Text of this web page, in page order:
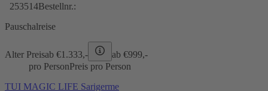
253514Bestellnr.:
Pauschalreise
Alter Preisab €1.333,- ab €999,-
pro PersonPreis pro Person
TUI MAGIC LIFE Sarigerme